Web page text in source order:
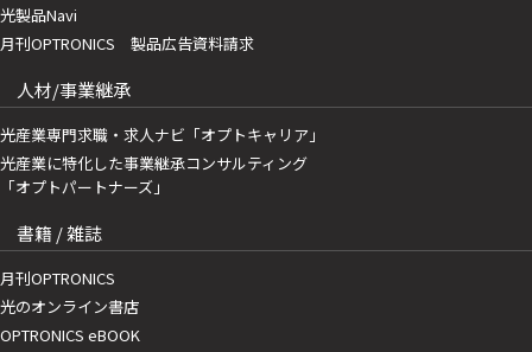
光製品Navi
月刊OPTRONICS 製品広告資料請求
人材/事業継承
光産業専門求職・求人ナビ「オプトキャリア」
光産業に特化した事業継承コンサルティング
「オプトパートナーズ」
書籍 / 雑誌
月刊OPTRONICS
光のオンライン書店
OPTRONICS eBOOK